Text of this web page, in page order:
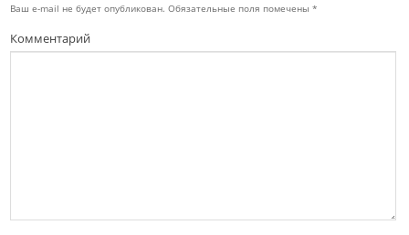
Ваш e-mail не будет опубликован. Обязательные поля помечены*
Комментарий